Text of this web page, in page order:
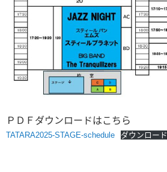
ＰＤＦダウンロードはこちら
TATARA2025-STAGE-schedule ダウンロード